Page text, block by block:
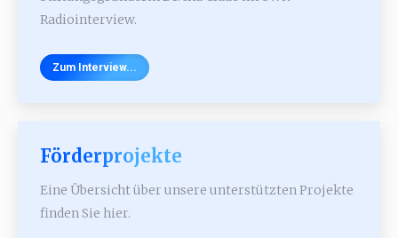
Radiointerview.
Zum Interview...
Förderprojekte
Eine Übersicht über unsere unterstützten Projekte
finden Sie hier.